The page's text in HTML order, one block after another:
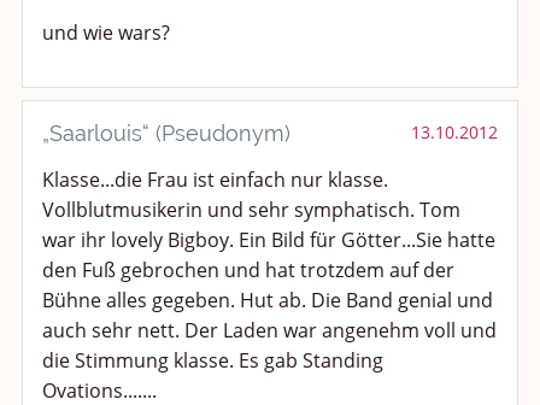
und wie wars?
„Saarlouis“ (Pseudonym) 13.10.2012
Klasse...die Frau ist einfach nur klasse.
Vollblutmusikerin und sehr symphatisch. Tom
war ihr lovely Bigboy. Ein Bild für Götter...Sie hatte
den Fuß gebrochen und hat trotzdem auf der
Bühne alles gegeben. Hut ab. Die Band genial und
auch sehr nett. Der Laden war angenehm voll und
die Stimmung klasse. Es gab Standing
Ovations.......